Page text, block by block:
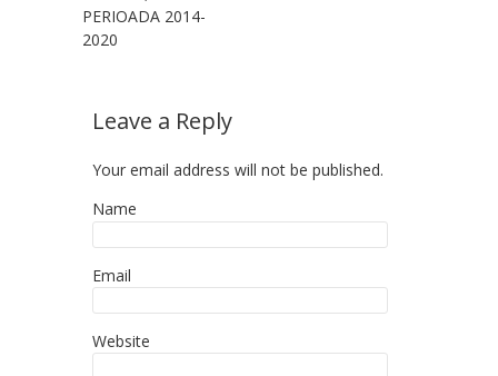
PERIOADA 2014-
2020
Leave a Reply
Your email address will not be published.
Name
Email
Website